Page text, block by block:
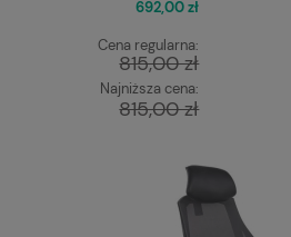
692,00 zł
Cena regularna:
815,00 zł
Najniższa cena:
815,00 zł